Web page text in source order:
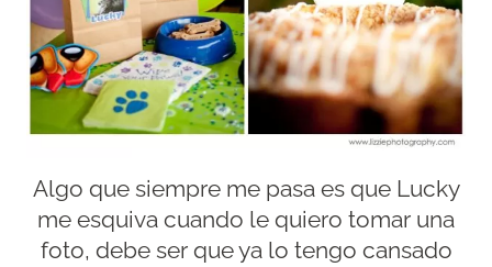
Algo que siempre me pasa es que Lucky
me esquiva cuando le quiero tomar una
foto, debe ser que ya lo tengo cansado